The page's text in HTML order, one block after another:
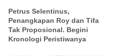
Petrus Selentinus,
Penangkapan Roy dan Tifa
Tak Proposional. Begini
Kronologi Peristiwanya